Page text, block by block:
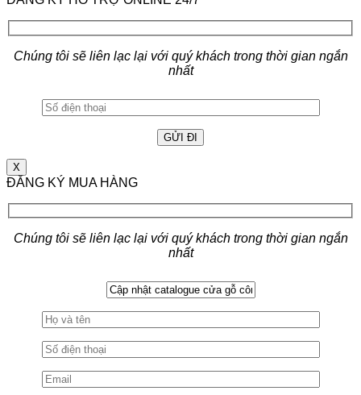
Chúng tôi sẽ liên lạc lại với quý khách trong thời gian ngắn
nhất
X
ĐĂNG KÝ MUA HÀNG
Chúng tôi sẽ liên lạc lại với quý khách trong thời gian ngắn
nhất